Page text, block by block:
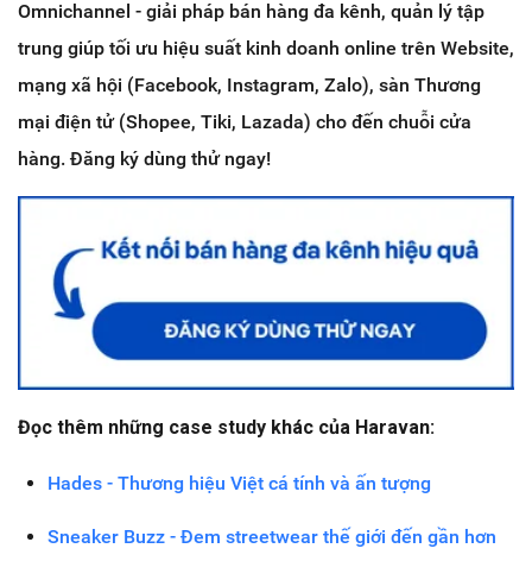
Omnichannel - giải pháp bán hàng đa kênh, quản lý tập
trung giúp tối ưu hiệu suất kinh doanh online trên Website,
mạng xã hội (Facebook, Instagram, Zalo), sàn Thương
mại điện tử (Shopee, Tiki, Lazada) cho đến chuỗi cửa
hàng. Đăng ký dùng thử ngay!
Đọc thêm những case study khác của Haravan:
Hades - Thương hiệu Việt cá tính và ấn tượng
Sneaker Buzz - Đem streetwear thế giới đến gần hơn